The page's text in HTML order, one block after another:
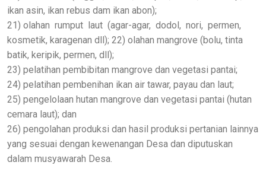
ikan asin, ikan rebus dam ikan abon);
21) olahan rumput laut (agar-agar, dodol, nori, permen,
kosmetik, karagenan dll); 22) olahan mangrove (bolu, tinta
batik, keripik, permen, dll);
23) pelatihan pembibitan mangrove dan vegetasi pantai;
24) pelatihan pembenihan ikan air tawar, payau dan laut;
25) pengelolaan hutan mangrove dan vegetasi pantai (hutan
cemara laut); dan
26) pengolahan produksi dan hasil produksi pertanian lainnya
yang sesuai dengan kewenangan Desa dan diputuskan
dalam musyawarah Desa.